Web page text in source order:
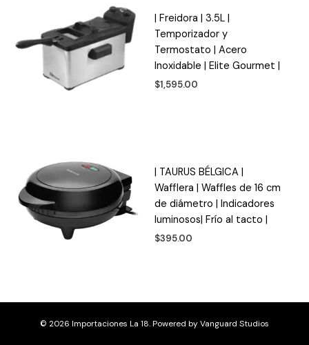
| Freidora | 3.5L |
Temporizador y
Termostato | Acero
Inoxidable | Elite Gourmet |
$1,595.00
| TAURUS BÉLGICA |
Wafflera | Waffles de 16 cm
de diámetro | Indicadores
luminosos| Frío al tacto |
$395.00
© 2026 Importaciones La 18. Powered byVanguard Studios